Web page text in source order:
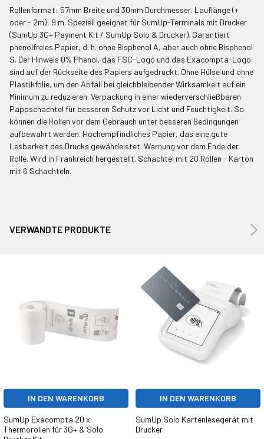
AUSWÄHLEN
IN WARENKORB
LEGEN
Rollenformat: 57mm Breite und 30mm Durchmesser. Lauflänge (+
oder - 2m): 9 m. Speziell geeignet für SumUp-Terminals mit Drucker
(SumUp 3G+ Payment Kit / SumUp Solo & Drucker). Garantiert
phenolfreies Papier, d. h. ohne Bisphenol A, aber auch ohne Bisphenol
S. Der Hinweis 0% Phenol, das FSC-Logo und das Exacompta-Logo
sind auf der Rückseite des Papiers aufgedruckt. Ohne Hülse und ohne
Plastikfolie, um den Abfall bei gleichbleibender Wirksamkeit auf ein
Minimum zu reduzieren. Verpackung in einer wiederverschließbaren
Pappschachtel für besseren Schutz vor Licht und Feuchtigkeit. So
können die Rollen vor dem Gebrauch unter besseren Bedingungen
aufbewahrt werden. Hochempfindliches Papier, das eine gute
Lesbarkeit des Drucks gewährleistet. Warnung vor dem Ende der
Rolle. Wird in Frankreich hergestellt. Schachtel mit 20 Rollen - Karton
mit 6 Schachteln.
VERWANDTE PRODUKTE
IN DEN WARENKORB
SumUp Exacompta 20 x
Thermorollen für 3G+ & Solo
IN DEN WARENKORB
SumUp Solo Kartenlesegerät mit
Drucker